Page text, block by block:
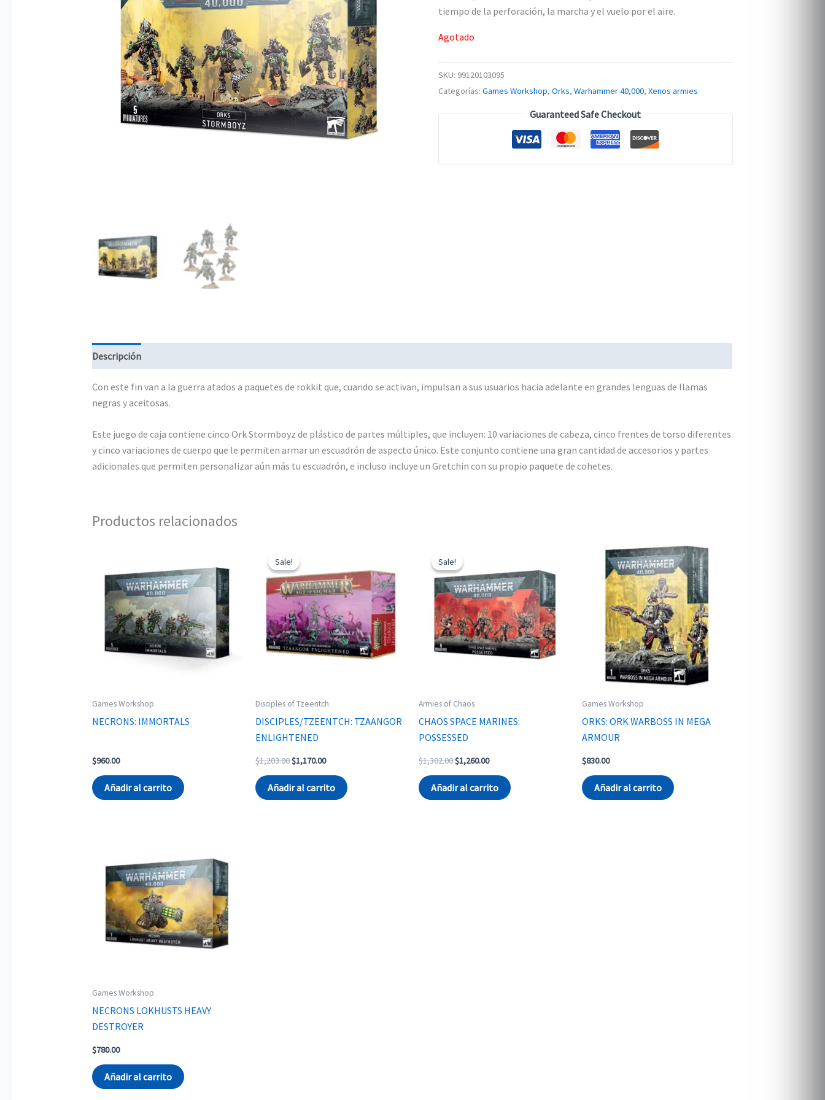
tiempo de la perforación, la marcha y el vuelo por el aire.
Agotado
SKU: 99120103095
Categorías: Games Workshop, Orks, Warhammer 40,000, Xenos armies
Guaranteed Safe Checkout
Descripción
Con este fin van a la guerra atados a paquetes de rokkit que, cuando se activan, impulsan a sus usuarios hacia adelante en grandes lenguas de llamas
negras y aceitosas.
Este juego de caja contiene cinco Ork Stormboyz de plástico de partes múltiples, que incluyen: 10 variaciones de cabeza, cinco frentes de torso diferentes
y cinco variaciones de cuerpo que le permiten armar un escuadrón de aspecto único. Este conjunto contiene una gran cantidad de accesorios y partes
adicionales que permiten personalizar aún más tu escuadrón, e incluso incluye un Gretchin con su propio paquete de cohetes.
Productos relacionados
Games Workshop
NECRONS: IMMORTALS
$960.00
Añadir al carrito
Sale!
Sale!
Disciples of Tzeentch
DISCIPLES/TZEENTCH: TZAANGOR
ENLIGHTENED
$1,203.00Original
was:
$1,203.00.
$1,170.00Current
is:
$1,170.00.
Añadir al carrito
Sale!
Sale!
Armies of Chaos
CHAOS SPACE MARINES:
POSSESSED
$1,302.00Original
was:
$1,302.00.
$1,260.00Current
is:
$1,260.00.
Añadir al carrito
Games Workshop
ORKS: ORK WARBOSS IN MEGA
ARMOUR
$830.00
Añadir al carrito
Games Workshop
NECRONS LOKHUSTS HEAVY
DESTROYER
$780.00
Añadir al carrito